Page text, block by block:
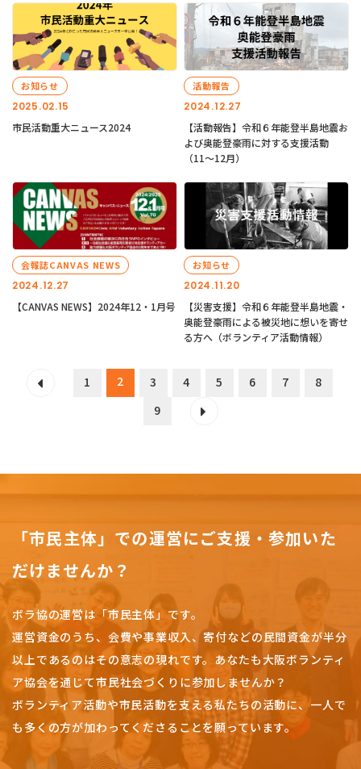
2025.02.15
お知らせ
市民活動重大ニュース2024
2024.12.27
活動報告
【活動報告】令和６年能登半島地震お
よび奥能登豪雨に対する支援活動
（11〜12月）
2024.12.27
会報誌CANVAS NEWS
【CANVAS NEWS】2024年12・1月号
2024.11.20
お知らせ
【災害支援】令和６年能登半島地震・
奥能登豪雨による被災地に想いを寄せ
る方へ（ボランティア活動情報）
1 2 3 4 5 6 7
8
9
「市民主体」での運営にご支援・参加いた
だけませんか？
ボラ協の運営は「市民主体」です。
運営資金のうち、会費や事業収入、寄付などの民間資金が半分
以上であるのはその意志の現れです。 あなたも大阪ボランティ
ア協会を通じて市民社会づくりに参加しませんか？
ボランティア活動や市民活動を支える私たちの活動に、一人で
も多くの方が加わってくださることを願っています。